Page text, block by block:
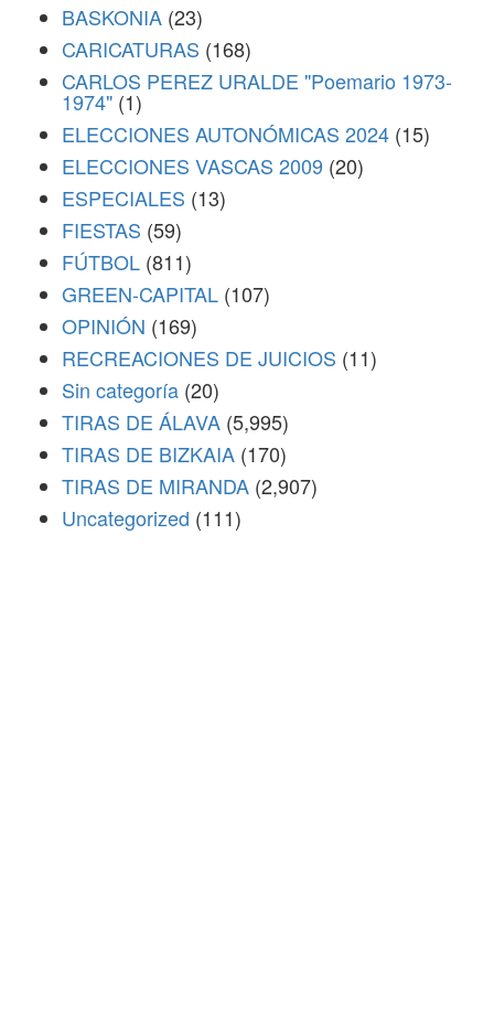
BASKONIA (23)
CARICATURAS (168)
CARLOS PEREZ URALDE "Poemario 1973-
1974" (1)
ELECCIONES AUTONÓMICAS 2024 (15)
ELECCIONES VASCAS 2009 (20)
ESPECIALES (13)
FIESTAS (59)
FÚTBOL (811)
GREEN-CAPITAL (107)
OPINIÓN (169)
RECREACIONES DE JUICIOS (11)
Sin categoría (20)
TIRAS DE ÁLAVA (5,995)
TIRAS DE BIZKAIA (170)
TIRAS DE MIRANDA (2,907)
Uncategorized (111)